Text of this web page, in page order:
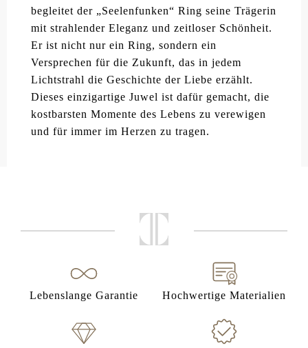
begleitet der „Seelenfunken“ Ring seine Trägerin
mit strahlender Eleganz und zeitloser Schönheit.
Er ist nicht nur ein Ring, sondern ein
Versprechen für die Zukunft, das in jedem
Lichtstrahl die Geschichte der Liebe erzählt.
Dieses einzigartige Juwel ist dafür gemacht, die
kostbarsten Momente des Lebens zu verewigen
und für immer im Herzen zu tragen.
Lebenslange Garantie Hochwertige Materialien